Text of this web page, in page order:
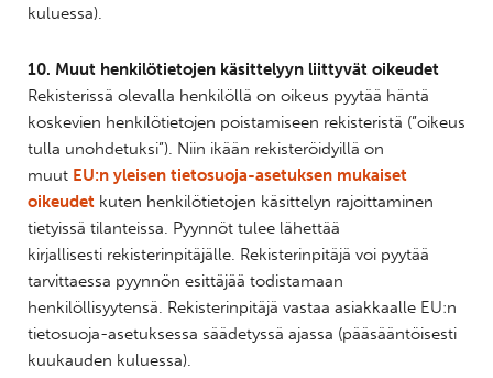
kuluessa).
10. Muut henkilötietojen käsittelyyn liittyvät oikeudet
Rekisterissä olevalla henkilöllä on oikeus pyytää häntä
koskevien henkilötietojen poistamiseen rekisteristä (”oikeus
tulla unohdetuksi”). Niin ikään rekisteröidyillä on
muut EU:n yleisen tietosuoja-asetuksen mukaiset
oikeudet kuten henkilötietojen käsittelyn rajoittaminen
tietyissä tilanteissa. Pyynnöt tulee lähettää
kirjallisesti rekisterinpitäjälle. Rekisterinpitäjä voi pyytää
tarvittaessa pyynnön esittäjää todistamaan
henkilöllisyytensä. Rekisterinpitäjä vastaa asiakkaalle EU:n
tietosuoja-asetuksessa säädetyssä ajassa (pääsääntöisesti
kuukauden kuluessa).